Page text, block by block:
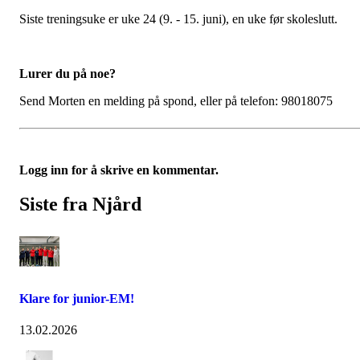
Siste treningsuke er uke 24 (9. - 15. juni), en uke før skoleslutt.
Lurer du på noe?
Send Morten en melding på spond, eller på telefon: 98018075
Logg inn for å skrive en kommentar.
Siste fra Njård
Klare for junior-EM!
13.02.2026